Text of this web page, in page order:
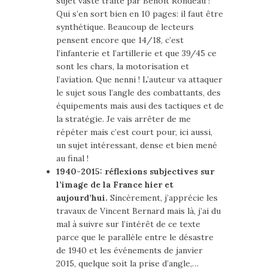
Qui s’en sort bien en 10 pages: il faut être
synthétique. Beaucoup de lecteurs
pensent encore que 14/18, c’est
l’infanterie et l’artillerie et que 39/45 ce
sont les chars, la motorisation et
l’aviation. Que nenni ! L’auteur va attaquer
le sujet sous l’angle des combattants, des
équipements mais ausi des tactiques et de
la stratégie. Je vais arrêter de me
répéter mais c’est court pour, ici aussi,
un sujet intéressant, dense et bien mené
au final !
1940-2015: réflexions subjectives sur
l’image de la France hier et
aujourd’hui. Sincèrement, j’apprécie les
travaux de Vincent Bernard mais là, j’ai du
mal à suivre sur l’intérêt de ce texte
parce que le parallèle entre le désastre
de 1940 et les événements de janvier
2015, quelque soit la prise d’angle,…